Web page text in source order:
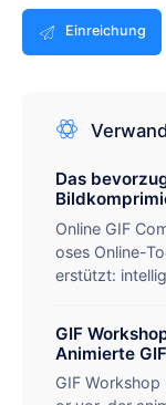
Einreichung
Das
Online GIF
oses Online-
erstützt:
Es unterstützt
er) und sehr
r soziale
GIF
Animierte
GIF